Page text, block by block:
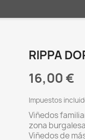
RIPPA
16,00 €
Impuestos
Viñedos
zona
Viñedos de